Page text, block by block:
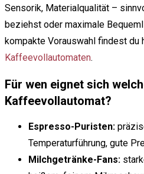
Sensorik, Materialqualität –
beziehst oder maximale
kompakte Vorauswahl findest du
Kaffeevollautomaten.
Für wen eignet sich
Kaffeevollautomat?
Espresso-Puristen:
Temperaturführung, gute
Milchgetränke-Fans: